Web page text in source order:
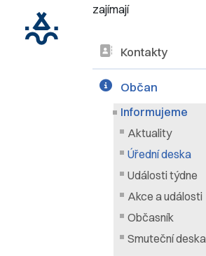
zajímají
Kontakty
Občan
Informujeme
Aktuality
Úřední deska
Události týdne
Akce a události
Občasník
Smuteční deska